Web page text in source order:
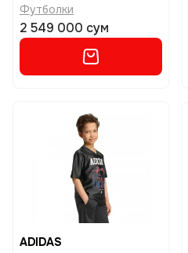
Футболки
2 549 000 сум
ADIDAS